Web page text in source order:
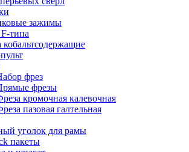
зажимы
типа
кобальтсодержащие
фрез
фрезы
кромочная калевочная
пазовая галтельная
уголок для рамы
пакеты